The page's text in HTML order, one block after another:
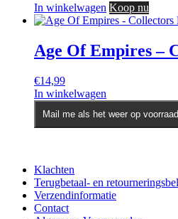
In winkelwagen Koop nu
Age Of Empires –
€14,99
In winkelwagen
Mail me als het weer op
Klachten
Terugbetaal- en
Verzendinformatie
Contact